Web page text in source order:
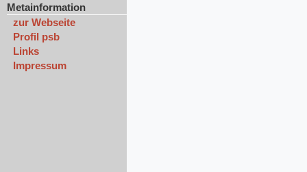
Metainformation
zur Webseite
Profil psb
Links
Impressum